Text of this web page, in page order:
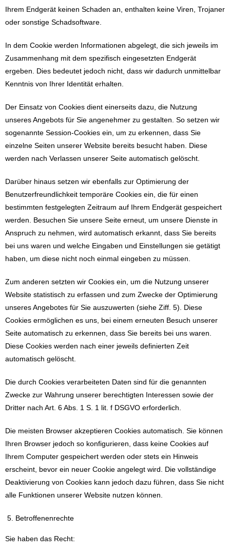
Ihrem Endgerät keinen Schaden an, enthalten keine Viren, Trojaner
oder sonstige Schadsoftware.
In dem Cookie werden Informationen abgelegt, die sich jeweils im
Zusammenhang mit dem spezifisch eingesetzten Endgerät
ergeben. Dies bedeutet jedoch nicht, dass wir dadurch unmittelbar
Kenntnis von Ihrer Identität erhalten.
Der Einsatz von Cookies dient einerseits dazu, die Nutzung
unseres Angebots für Sie angenehmer zu gestalten. So setzen wir
sogenannte Session-Cookies ein, um zu erkennen, dass Sie
einzelne Seiten unserer Website bereits besucht haben. Diese
werden nach Verlassen unserer Seite automatisch gelöscht.
Darüber hinaus setzen wir ebenfalls zur Optimierung der
Benutzerfreundlichkeit temporäre Cookies ein, die für einen
bestimmten festgelegten Zeitraum auf Ihrem Endgerät gespeichert
werden. Besuchen Sie unsere Seite erneut, um unsere Dienste in
Anspruch zu nehmen, wird automatisch erkannt, dass Sie bereits
bei uns waren und welche Eingaben und Einstellungen sie getätigt
haben, um diese nicht noch einmal eingeben zu müssen.
Zum anderen setzten wir Cookies ein, um die Nutzung unserer
Website statistisch zu erfassen und zum Zwecke der Optimierung
unseres Angebotes für Sie auszuwerten (siehe Ziff. 5). Diese
Cookies ermöglichen es uns, bei einem erneuten Besuch unserer
Seite automatisch zu erkennen, dass Sie bereits bei uns waren.
Diese Cookies werden nach einer jeweils definierten Zeit
automatisch gelöscht.
Die durch Cookies verarbeiteten Daten sind für die genannten
Zwecke zur Wahrung unserer berechtigten Interessen sowie der
Dritter nach Art. 6 Abs. 1 S. 1 lit. f DSGVO erforderlich.
Die meisten Browser akzeptieren Cookies automatisch. Sie können
Ihren Browser jedoch so konfigurieren, dass keine Cookies auf
Ihrem Computer gespeichert werden oder stets ein Hinweis
erscheint, bevor ein neuer Cookie angelegt wird. Die vollständige
Deaktivierung von Cookies kann jedoch dazu führen, dass Sie nicht
alle Funktionen unserer Website nutzen können.
Betroffenenrechte
Sie haben das Recht: